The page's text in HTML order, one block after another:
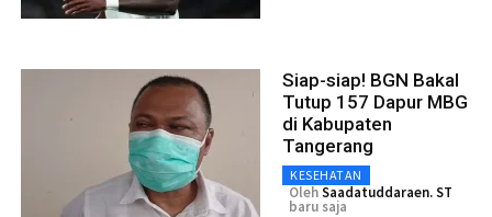
Siap-siap! BGN Bakal
Tutup 157 Dapur MBG
di Kabupaten
Tangerang
KESEHATAN
OlehSaadatuddaraen. ST
baru saja